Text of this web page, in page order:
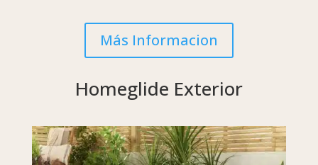
Más Informacion
Homeglide Exterior